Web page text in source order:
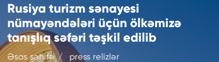
Rusiya turizm sənayesi
nümayəndələri üçün ölkəmizə
tanışlıq səfəri təşkil edilib
Əsas səhifə press relizlər